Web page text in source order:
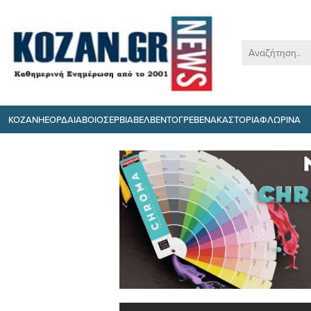
ΚΟΖΑΝΗΕΟΡΔΑΙΑΒΟΙΟΣΕΡΒΙΑΒΕΛΒΕΝΤΟΓΡΕΒΕΝΑΚΑΣΤΟΡΙΑΦΛΩΡΙΝΑ